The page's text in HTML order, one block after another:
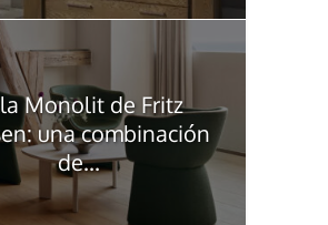
Monolit de Fritz
una combinación
de...